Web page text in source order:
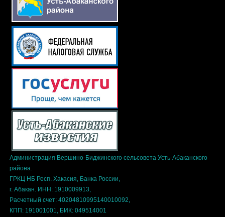
Администрация Вершино-Биджинского сельсовета Усть-Абаканского
района.
ГРКЦ НБ Респ. Хакасия, Банка России,
г. Абакан. ИНН: 1910009913,
Расчетный счет: 40204810995140010092,
КПП: 191001001, БИК: 049514001